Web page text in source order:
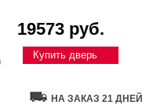
19573 руб.
Купить дверь
НА ЗАКАЗ 21 ДНЕЙ